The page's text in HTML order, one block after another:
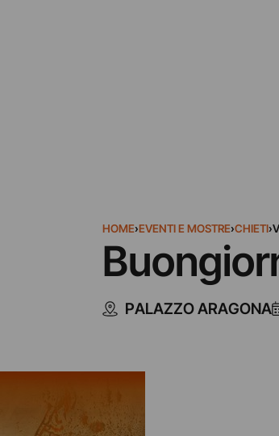
HOME›EVENTI E MOSTRE›CHIETI›
PALAZZO ARAGONA